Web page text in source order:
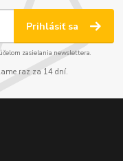
Prihlásiť sa
zasielania newslettera.
raz za 14 dní.